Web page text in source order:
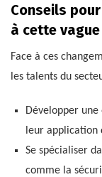
Conseils
à cette vague
Face à ces
les talents du
Développer une
leur application
Se spécialiser
comme la